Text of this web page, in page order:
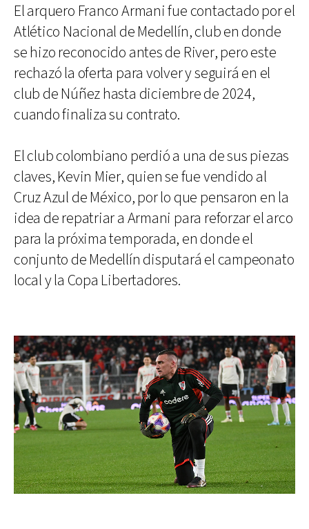
El arquero Franco Armani fue contactado por el
Atlético Nacional de Medellín, club en donde
se hizo reconocido antes de River, pero este
rechazó la oferta para volver y seguirá en el
club de Núñez hasta diciembre de 2024,
cuando finaliza su contrato.
El club colombiano perdió a una de sus piezas
claves, Kevin Mier, quien se fue vendido al
Cruz Azul de México, por lo que pensaron en la
idea de repatriar a Armani para reforzar el arco
para la próxima temporada, en donde el
conjunto de Medellín disputará el campeonato
local y la Copa Libertadores.